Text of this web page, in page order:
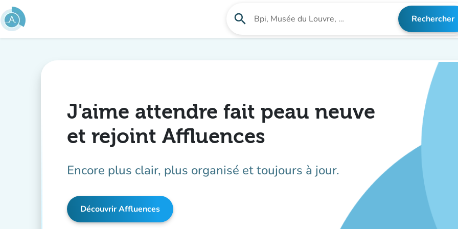
Aller au contenu principal
search Rechercher un établissement Rechercher
J'aime attendre fait peau neuve
et rejoint Affluences
Encore plus clair, plus organisé et toujours à jour.
Découvrir Affluences